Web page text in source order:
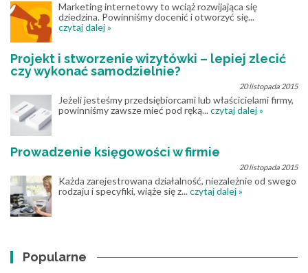
Marketing internetowy to wciąż rozwijająca się
dziedzina. Powinniśmy docenić i otworzyć się...
czytaj dalej »
Projekt i stworzenie wizytówki – lepiej zlecić
czy wykonać samodzielnie?
20 listopada 2015
Jeżeli jesteśmy przedsiębiorcami lub właścicielami firmy,
powinniśmy zawsze mieć pod ręką...czytaj dalej »
Prowadzenie księgowości w firmie
20 listopada 2015
Każda zarejestrowana działalność, niezależnie od swego
rodzaju i specyfiki, wiąże się z...czytaj dalej »
Popularne